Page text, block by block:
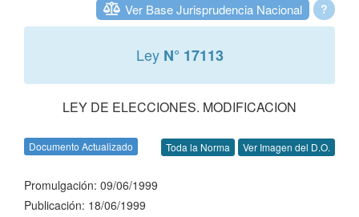
?
Ver Base Jurisprudencia Nacional
Ley N° 17113
LEY DE ELECCIONES. MODIFICACION
Documento Actualizado Toda la Norma Ver Imagen del D.O.
Promulgación: 09/06/1999
Publicación: 18/06/1999